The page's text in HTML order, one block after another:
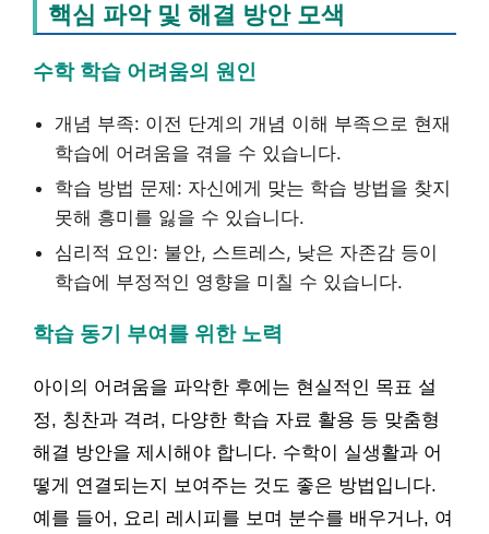
핵심 파악 및 해결 방안 모색
수학 학습 어려움의 원인
개념 부족: 이전 단계의 개념 이해 부족으로 현재
학습에 어려움을 겪을 수 있습니다.
학습 방법 문제: 자신에게 맞는 학습 방법을 찾지
못해 흥미를 잃을 수 있습니다.
심리적 요인: 불안, 스트레스, 낮은 자존감 등이
학습에 부정적인 영향을 미칠 수 있습니다.
학습 동기 부여를 위한 노력
아이의 어려움을 파악한 후에는 현실적인 목표 설
정, 칭찬과 격려, 다양한 학습 자료 활용 등 맞춤형
해결 방안을 제시해야 합니다. 수학이 실생활과 어
떻게 연결되는지 보여주는 것도 좋은 방법입니다.
예를 들어, 요리 레시피를 보며 분수를 배우거나, 여